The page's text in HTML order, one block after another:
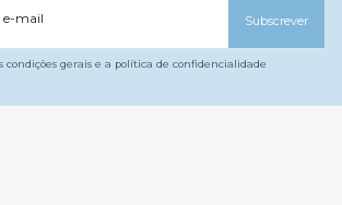
e-mail Subscrever
condições gerais e a política de confidencialidade